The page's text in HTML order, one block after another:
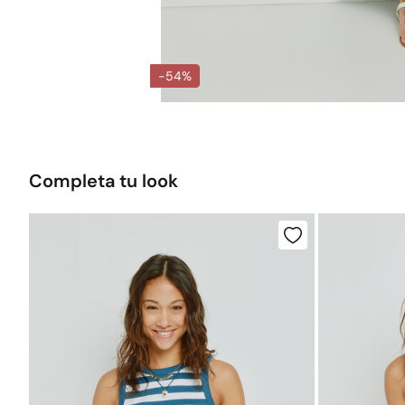
-54%
Completa tu look